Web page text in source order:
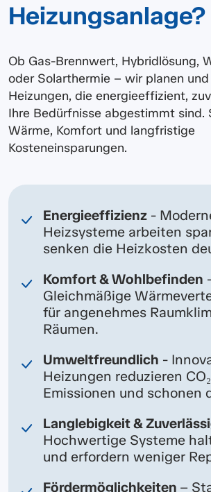
Heizungsanlage?
Ob Gas-Brennwert, Hybridlösung,
oder Solarthermie – wir planen
Heizungen, die energieeffizient,
Ihre Bedürfnisse abgestimmt sind.
Wärme, Komfort und langfristige
Kosteneinsparungen.
Energieeffizienz -
Heizsysteme arbeiten
senken die Heizkosten
Komfort & Wohlbefinden
Gleichmäßige
für angenehmes
Räumen.
Umweltfreundlich -
Heizungen reduzieren
Emissionen und schonen
Langlebigkeit &
Hochwertige Systeme
und erfordern weniger
Fördermöglichkeiten –